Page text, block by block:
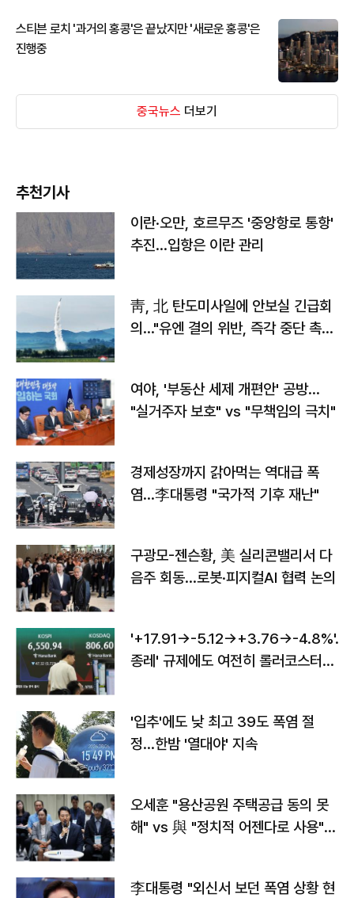
스티븐 로치 '과거의 홍콩'은 끝났지만 '새로운 홍콩'은
진행중
중국뉴스 더보기
추천기사
이란·오만, 호르무즈 '중앙항로 통항'
추진…입항은 이란 관리
靑, 北 탄도미사일에 안보실 긴급회
의…"유엔 결의 위반, 즉각 중단 촉
여야, '부동산 세제 개편안' 공방…
"실거주자 보호" vs "무책임의 극치"
경제성장까지 갉아먹는 역대급 폭
염…李대통령 "국가적 기후 재난"
구광모-젠슨황, 美 실리콘밸리서 다
음주 회동…로봇·피지컬AI 협력 논의
'+17.91→-5.12→+3.76→-4.8%'…'
종레' 규제에도 여전히 롤러코스터
'입추'에도 낮 최고 39도 폭염 절
정…한밤 '열대야' 지속
오세훈 "용산공원 주택공급 동의 못
해" vs 與 "정치적 어젠다로 사용"
李대통령 "외신서 보던 폭염 상황 현